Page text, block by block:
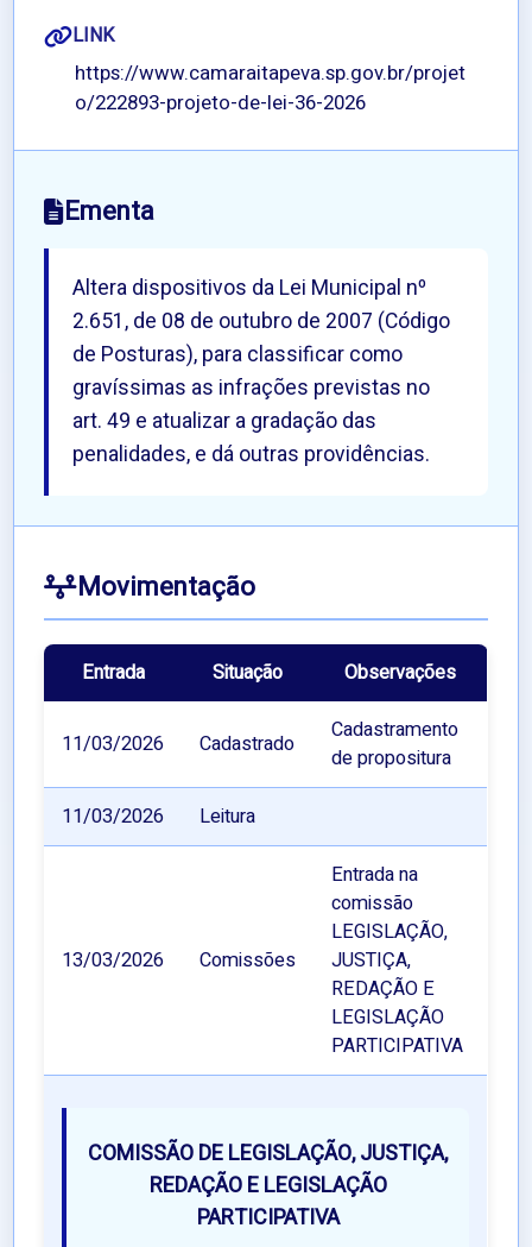
LINK
https://www.camaraitapeva.sp.gov.br/projet
o/222893-projeto-de-lei-36-2026
Ementa
Altera dispositivos da Lei Municipal nº
2.651, de 08 de outubro de 2007 (Código
de Posturas), para classificar como
gravíssimas as infrações previstas no
art. 49 e atualizar a gradação das
penalidades, e dá outras providências.
Movimentação
Entrada Situação Observações
11/03/2026 Cadastrado
Cadastramento
de propositura
11/03/2026 Leitura
13/03/2026 Comissões
Entrada na
comissão
LEGISLAÇÃO,
JUSTIÇA,
REDAÇÃO E
LEGISLAÇÃO
PARTICIPATIVA
COMISSÃO DE LEGISLAÇÃO, JUSTIÇA,
REDAÇÃO E LEGISLAÇÃO
PARTICIPATIVA